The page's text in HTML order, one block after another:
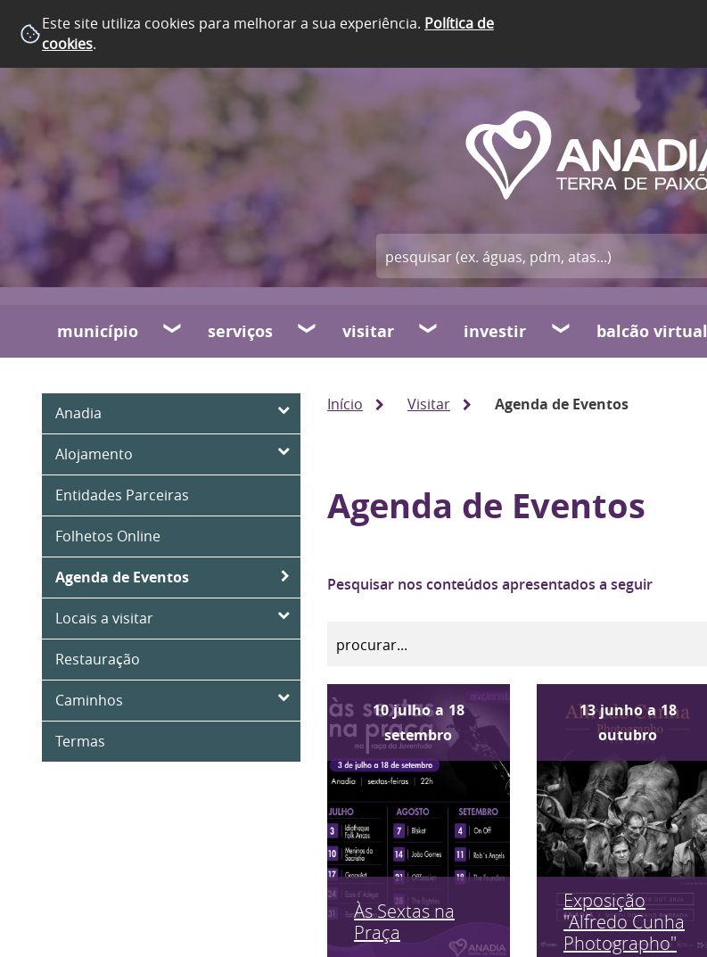
Este site utiliza cookies para melhorar a sua experiência. Política de
cookies.
município serviços visitar investir balcão virtual
Anadia
Alojamento
Entidades Parceiras
Folhetos Online
Agenda de Eventos
Locais a visitar
Restauração
Caminhos
Termas
Início Visitar Agenda de Eventos
Agenda de Eventos
Pesquisar nos conteúdos apresentados a seguir
10 julho a 18
setembro
Às Sextas na
Praça
13 junho a 18
outubro
Exposição
"Alfredo Cunha
Photographo"